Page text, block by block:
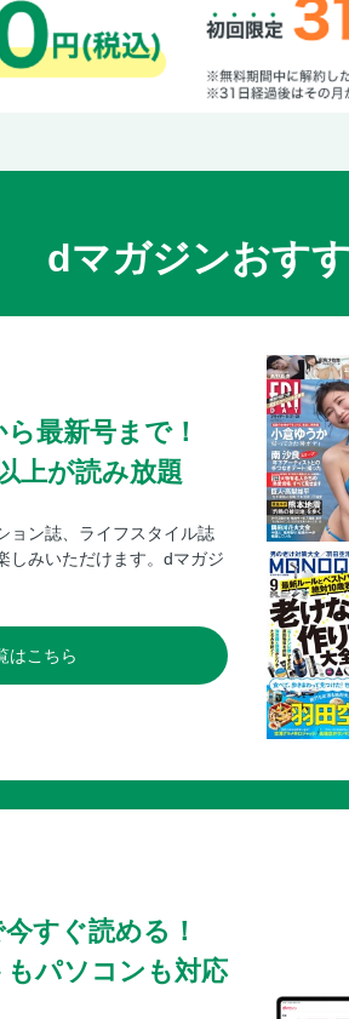
ピーマンとフラ
パプリカたっぷ
パプリカとアボ
ズッキーニ入り
小松菜とサラダ
レンジで！ ほう
ほうれん草の明
広島風お好み焼
キャベツとミ
レタス入り酸辣
レタスと豚バラ
白菜たっぷり中
豚と白菜のレン
ブロッコリー入
ブロッコリーの
スイートチリで
ニラとキムチの
長ねぎとエビの
かぶとレタスの
野菜たっぷりプ
にんじんシリシ
ごぼうと焼き鳥
dマガジンおす
最新号まで！
上が読み放題
ョン誌、ライフスタイル誌
しみいただけます。dマガジ
はこちら
すぐ読める！
パソコンも対応